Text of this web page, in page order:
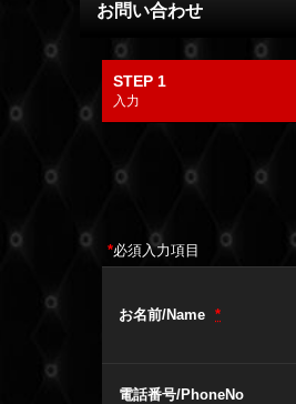
お問い合わせ
STEP 1
入力
*必須入力項目
お名前/Name *
電話番号/PhoneNo